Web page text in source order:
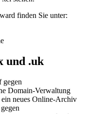
finden Sie unter:
und .uk
gegen
Domain-Verwaltung
neues Online-Archiv